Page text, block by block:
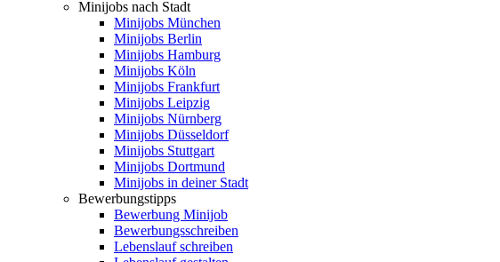
Minijobs nach Stadt
Minijobs München
Minijobs Berlin
Minijobs Hamburg
Minijobs Köln
Minijobs Frankfurt
Minijobs Leipzig
Minijobs Nürnberg
Minijobs Düsseldorf
Minijobs Stuttgart
Minijobs Dortmund
Minijobs in deiner Stadt
Bewerbungstipps
Bewerbung Minijob
Bewerbungsschreiben
Lebenslauf schreiben